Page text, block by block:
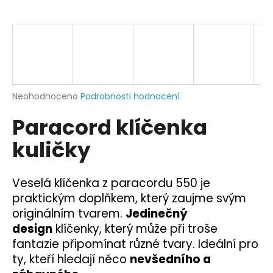
Průměrné
produktu
je
0,0
hvězdiček.
Neohodnoceno Podrobnosti hodnocení
Paracord klíčenka
kuličky
Veselá klíčenka z paracordu 550 je
praktickým doplňkem, který zaujme svým
originálním tvarem. Jedinečný
design klíčenky, který může při troše
fantazie připomínat různé tvary. Ideální pro
ty, kteří hledají něco nevšedního a
j
?
D
o
p
o
r
u